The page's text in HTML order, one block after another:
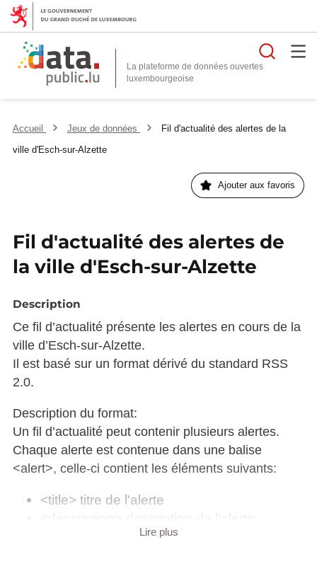
La plateforme de données ouvertes
Accueil Jeux de données
Fil d'actualité des alertes de la
ville d'Esch-sur-Alzette
Ajouter aux favoris
Fil d'actualité des alertes de
la ville d'Esch-sur-Alzette
Description
Ce fil d’actualité présente les alertes en cours de la
ville d’Esch-sur-Alzette.
Il est basé sur un format dérivé du standard RSS
2.0.
Description du format:
Un fil d’actualité peut contenir plusieurs alertes.
Chaque alerte est contenue dans une balise
<alert>, celle-ci contient les éléments suivants:
<title> titre de l'alerte
<description> description de l'alerte
Lire plus